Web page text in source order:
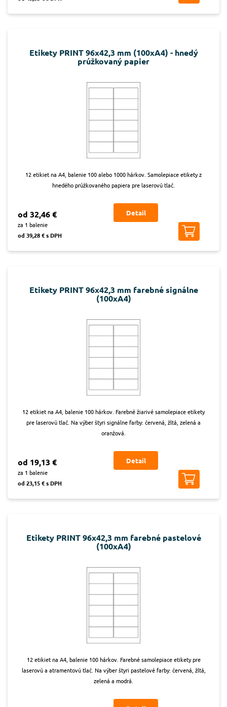
Etikety PRINT 96x42,3 mm (100xA4) - hnedý
prúžkovaný papier
12 etikiet na A4, balenie 100 alebo 1000 hárkov. Samolepiace etikety z
hnedého prúžkovaného papiera pre laserovú tlač.
od 32,46 €
za 1 balenie
od 39,28 € s DPH
Detail
Etikety PRINT 96x42,3 mm farebné signálne
(100xA4)
12 etikiet na A4, balenie 100 hárkov. Farebné žiarivé samolepiace etikety
pre laserovú tlač. Na výber štyri signálne farby: červená, žltá, zelená a
oranžová.
od 19,13 €
za 1 balenie
od 23,15 € s DPH
Detail
Etikety PRINT 96x42,3 mm farebné pastelové
(100xA4)
12 etikiet na A4, balenie 100 hárkov. Farebné samolepiace etikety pre
laserovú a atramentovú tlač. Na výber štyri pastelové farby: červená, žltá,
zelená a modrá.